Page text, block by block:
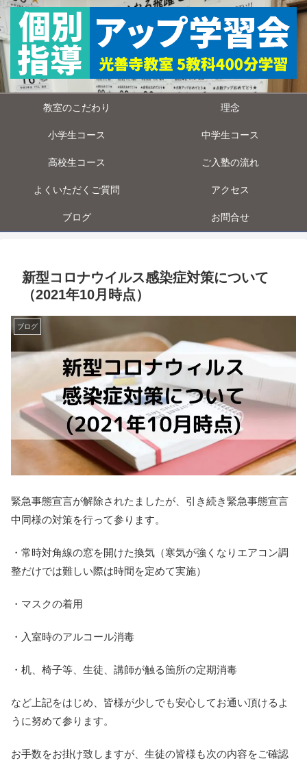
教室のこだわり 理念
小学生コース 中学生コース
高校生コース ご入塾の流れ
よくいただくご質問 アクセス
ブログ お問合せ
新型コロナウイルス感染症対策について
（2021年10月時点）
ブログ
緊急事態宣言が解除されたましたが、引き続き緊急事態宣言
中同様の対策を行って参ります。
・常時対角線の窓を開けた換気（寒気が強くなりエアコン調
整だけでは難しい際は時間を定めて実施）
・マスクの着用
・入室時のアルコール消毒
・机、椅子等、生徒、講師が触る箇所の定期消毒
など上記をはじめ、皆様が少しでも安心してお通い頂けるよ
うに努めて参ります。
お手数をお掛け致しますが、生徒の皆様も次の内容をご確認